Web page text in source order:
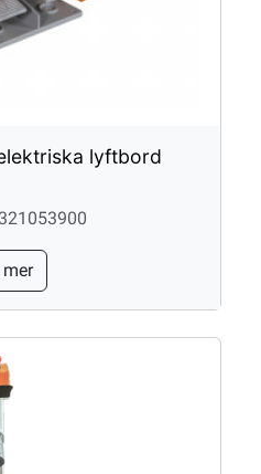
lyftbord